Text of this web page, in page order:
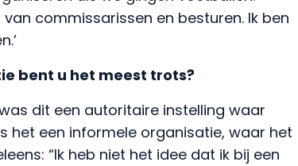
commissarissen en besturen. Ik ben
bent u het meest trots?
dit een autoritaire instelling waar
het een informele organisatie, waar het
“Ik heb niet het idee dat ik bij een